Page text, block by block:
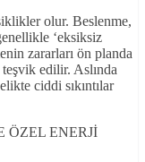
olur. Beslenme,
‘eksiksiz
zararları ön planda
edilir. Aslında
ciddi sıkıntılar
ÖZEL ENERJİ